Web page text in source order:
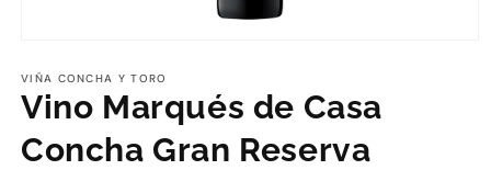
VIÑA CONCHA Y TORO
Vino Marqués de Casa
Concha Gran Reserva